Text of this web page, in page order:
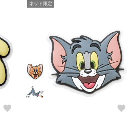
favorite
ネット限定
favorite